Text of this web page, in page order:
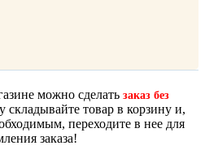
можно сделать заказ без
складывайте товар в корзину и,
переходите в нее для
заказа!